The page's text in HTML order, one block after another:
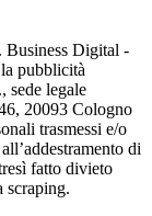
Digital -
pubblicità
sede legale
20093 Cologno
trasmessi e/o
di
fatto divieto
scraping.